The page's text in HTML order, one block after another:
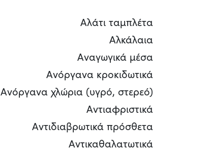
Αλάτι ταμπλέτα
Αλκάλαια
Αναγωγικά μέσα
Ανόργανα κροκιδωτικά
Ανόργανα χλώρια (υγρό, στερεό)
Αντιαφριστικά
Αντιδιαβρωτικά πρόσθετα
Αντικαθαλατωτικά